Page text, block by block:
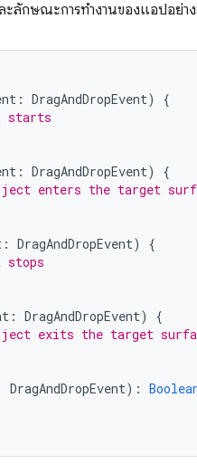
ลักษณะการทํางานของแอปอย่า
: DragAndDropEvent)
{
starts
: DragAndDropEvent)
{
enters the target
: DragAndDropEvent)
{
stops
: DragAndDropEvent)
{
exits the target
DragAndDropEvent):